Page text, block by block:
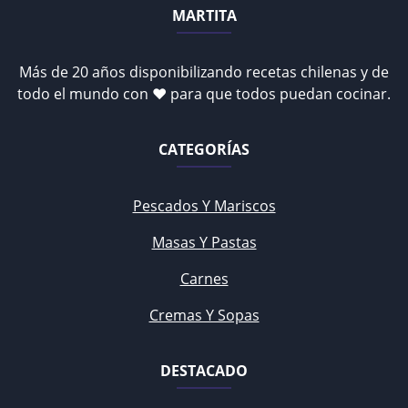
MARTITA
Más de 20 años disponibilizando recetas chilenas y de
todo el mundo con ♥ para que todos puedan cocinar.
CATEGORÍAS
Pescados Y Mariscos
Masas Y Pastas
Carnes
Cremas Y Sopas
DESTACADO